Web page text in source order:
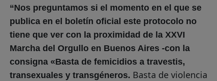
“Nos preguntamos si el momento en el que se
publica en el boletín oficial este protocolo no
tiene que ver con la proximidad de la XXVI
Marcha del Orgullo en Buenos Aires -con la
consigna «Basta de femicidios a travestis,
transexuales y transgéneros. Basta de violencia